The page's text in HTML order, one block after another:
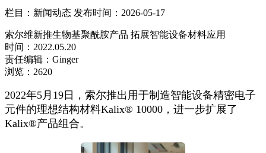
栏目：新闻动态 发布时间：2026-05-17
索尔维新推生物基聚酰胺产品 拓展智能设备材料应用
时间：2022.05.20
责任编辑：Ginger
浏览：2620
2022年5月19日，索尔推出用于制造智能设备精密电子
元件的理想结构材料Kalix® 10000，进一步扩展了
Kalix®产品组合。